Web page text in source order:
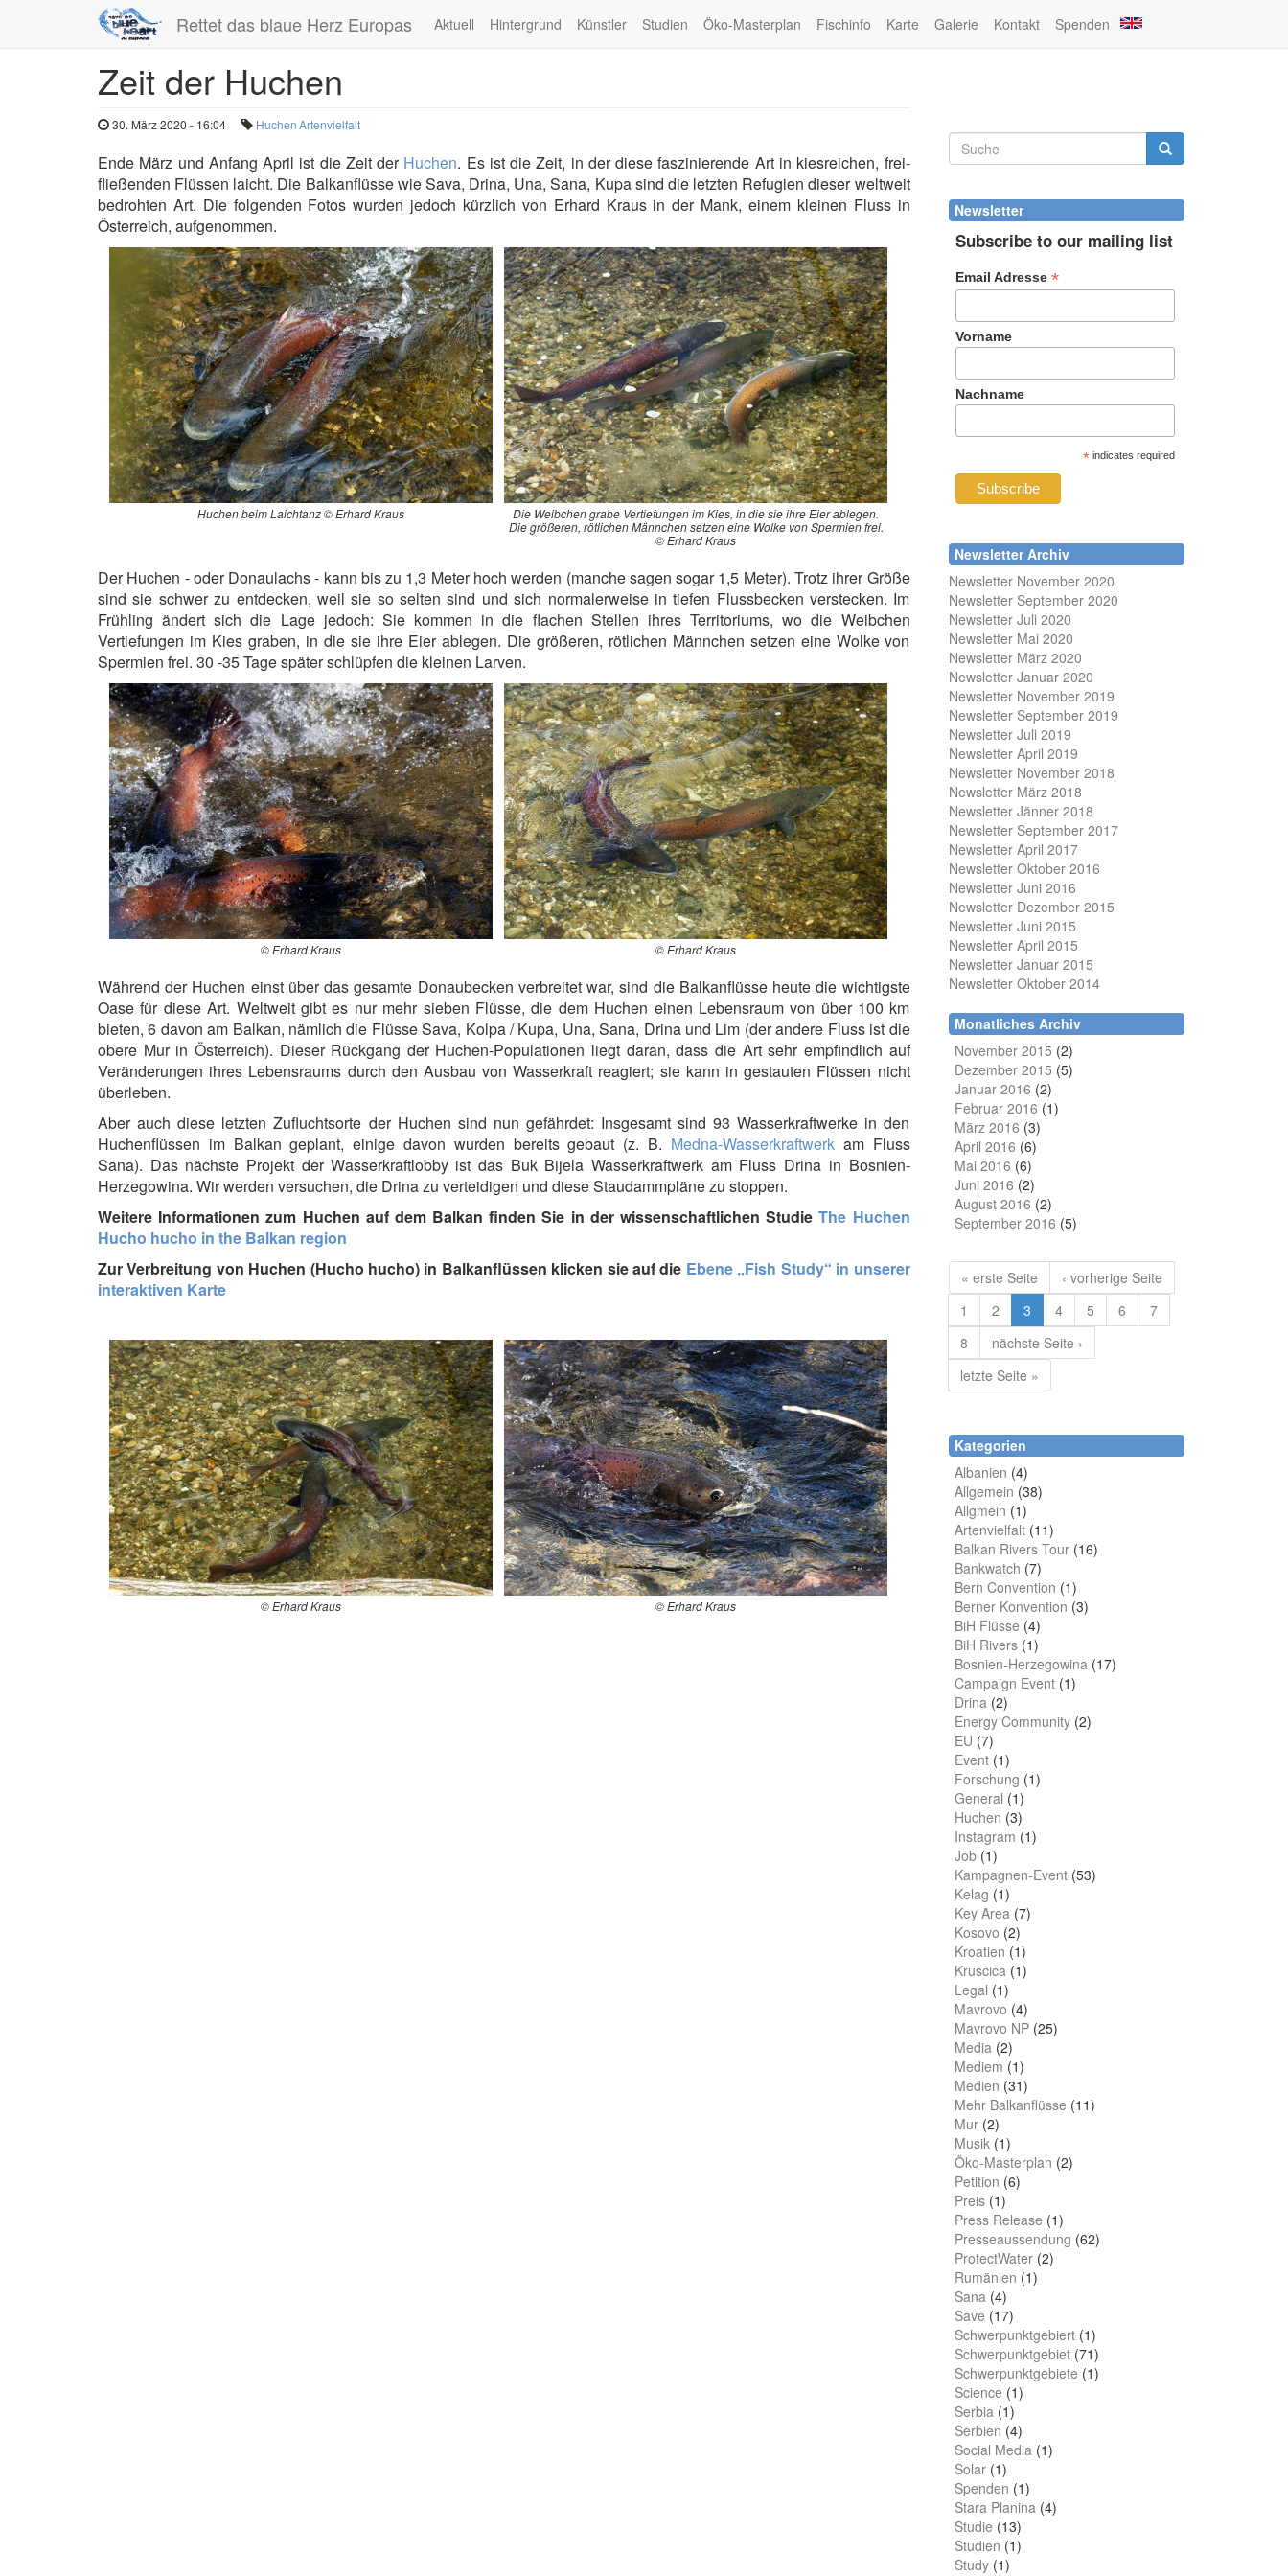
Rettet das blaue Herz Europas Aktuell Hintergrund Künstler Studien Öko-Masterplan Fischinfo Karte Galerie Kontakt Spenden
Zeit der Huchen
30. März 2020 - 16:04 HuchenArtenvielfalt
Ende März und Anfang April ist die Zeit der Huchen. Es ist die Zeit, in der diese faszinierende Art in kiesreichen, frei-
fließenden Flüssen laicht. Die Balkanflüsse wie Sava, Drina, Una, Sana, Kupa sind die letzten Refugien dieser weltweit
bedrohten Art. Die folgenden Fotos wurden jedoch kürzlich von Erhard Kraus in der Mank, einem kleinen Fluss in
Österreich, aufgenommen.
Huchen beim Laichtanz © Erhard Kraus
Die Weibchen grabe Vertiefungen im Kies, in die sie ihre Eier ablegen.
Die größeren, rötlichen Männchen setzen eine Wolke von Spermien frei.
© Erhard Kraus
Der Huchen - oder Donaulachs - kann bis zu 1,3 Meter hoch werden (manche sagen sogar 1,5 Meter). Trotz ihrer Größe
sind sie schwer zu entdecken, weil sie so selten sind und sich normalerweise in tiefen Flussbecken verstecken. Im
Frühling ändert sich die Lage jedoch: Sie kommen in die flachen Stellen ihres Territoriums, wo die Weibchen
Vertiefungen im Kies graben, in die sie ihre Eier ablegen. Die größeren, rötlichen Männchen setzen eine Wolke von
Spermien frei. 30 -35 Tage später schlüpfen die kleinen Larven.
© Erhard Kraus © Erhard Kraus
Während der Huchen einst über das gesamte Donaubecken verbreitet war, sind die Balkanflüsse heute die wichtigste
Oase für diese Art. Weltweit gibt es nur mehr sieben Flüsse, die dem Huchen einen Lebensraum von über 100 km
bieten, 6 davon am Balkan, nämlich die Flüsse Sava, Kolpa / Kupa, Una, Sana, Drina und Lim (der andere Fluss ist die
obere Mur in Österreich). Dieser Rückgang der Huchen-Populationen liegt daran, dass die Art sehr empfindlich auf
Veränderungen ihres Lebensraums durch den Ausbau von Wasserkraft reagiert; sie kann in gestauten Flüssen nicht
überleben.
Aber auch diese letzten Zufluchtsorte der Huchen sind nun gefährdet: Insgesamt sind 93 Wasserkraftwerke in den
Huchenflüssen im Balkan geplant, einige davon wurden bereits gebaut (z. B. Medna-Wasserkraftwerkam Fluss
Sana). Das nächste Projekt der Wasserkraftlobby ist das Buk Bijela Wasserkraftwerk am Fluss Drina in Bosnien-
Herzegowina. Wir werden versuchen, die Drina zu verteidigen und diese Staudammpläne zu stoppen.
Weitere Informationen zum Huchen auf dem Balkan finden Sie in der wissenschaftlichen StudieThe Huchen
Hucho hucho in the Balkan region
Zur Verbreitung von Huchen (Hucho hucho) in Balkanflüssen klicken sie auf die Ebene „Fish Study“ in unserer
interaktiven Karte
© Erhard Kraus © Erhard Kraus
Suchformular
Newsletter
Subscribe to our mailing list
Email Adresse *
Vorname
Nachname
* indicates required
Newsletter Archiv
Newsletter November 2020
Newsletter September 2020
Newsletter Juli 2020
Newsletter Mai 2020
Newsletter März 2020
Newsletter Januar 2020
Newsletter November 2019
Newsletter September 2019
Newsletter Juli 2019
Newsletter April 2019
Newsletter November 2018
Newsletter März 2018
Newsletter Jänner 2018
Newsletter September 2017
Newsletter April 2017
Newsletter Oktober 2016
Newsletter Juni 2016
Newsletter Dezember 2015
Newsletter Juni 2015
Newsletter April 2015
Newsletter Januar 2015
Newsletter Oktober 2014
Monatliches Archiv
November 2015 (2)
Dezember 2015 (5)
Januar 2016 (2)
Februar 2016 (1)
März 2016 (3)
April 2016 (6)
Mai 2016 (6)
Juni 2016 (2)
August 2016 (2)
September 2016 (5)
« erste Seite
‹ vorherige Seite
1
2 3 4 5 6
7
8
nächste Seite ›
letzte Seite »
Kategorien
Albanien (4)
Allgemein (38)
Allgmein (1)
Artenvielfalt (11)
Balkan Rivers Tour (16)
Bankwatch (7)
Bern Convention (1)
Berner Konvention (3)
BiH Flüsse (4)
BiH Rivers (1)
Bosnien-Herzegowina (17)
Campaign Event (1)
Drina (2)
Energy Community (2)
EU (7)
Event (1)
Forschung (1)
General (1)
Huchen (3)
Instagram (1)
Job (1)
Kampagnen-Event (53)
Kelag (1)
Key Area (7)
Kosovo (2)
Kroatien (1)
Kruscica (1)
Legal (1)
Mavrovo (4)
Mavrovo NP (25)
Media (2)
Mediem (1)
Medien (31)
Mehr Balkanflüsse (11)
Mur (2)
Musik (1)
Öko-Masterplan (2)
Petition (6)
Preis (1)
Press Release (1)
Presseaussendung (62)
ProtectWater (2)
Rumänien (1)
Sana (4)
Save (17)
Schwerpunktgebiert (1)
Schwerpunktgebiet (71)
Schwerpunktgebiete (1)
Science (1)
Serbia (1)
Serbien (4)
Social Media (1)
Solar (1)
Spenden (1)
Stara Planina (4)
Studie (13)
Studien (1)
Study (1)